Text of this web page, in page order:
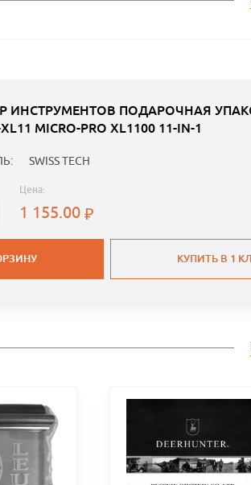
ИНСТРУМЕНТОВ ПОДАРОЧНАЯ
XL11 MICRO-PRO XL1100 11-IN-1
SWISS TECH
Цена:
1 155.00
КУПИТЬ В 1